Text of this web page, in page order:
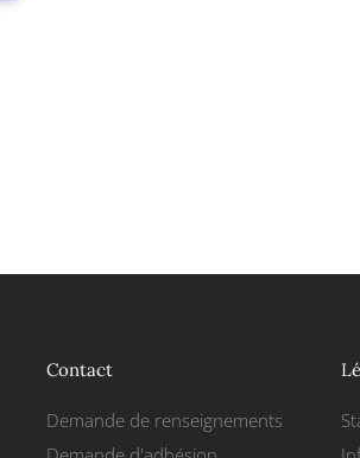
Contact
Demande de renseignements